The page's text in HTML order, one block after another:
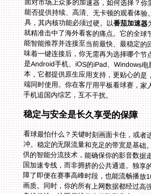
面对市场上众多的加速器，如何选择？你
能否提供持续、高清、无卡顿的观看体验
具，其内核功能必须过硬。以番茄加速器就能味是本端
手机追国内综艺，互不干扰。
稳定与安全是长久享受的保障
看球最怕什么？关键时刻画面卡住，或者
冲。稳定的无限流量和充足的带宽是基础